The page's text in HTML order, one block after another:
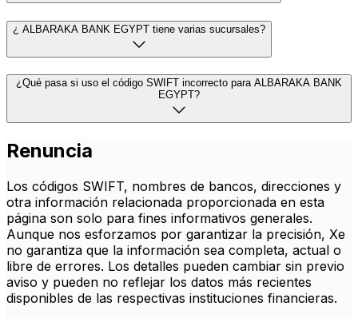
¿ ALBARAKA BANK EGYPT tiene varias sucursales?
¿Qué pasa si uso el código SWIFT incorrecto para ALBARAKA BANK
EGYPT?
Renuncia
Los códigos SWIFT, nombres de bancos, direcciones y
otra información relacionada proporcionada en esta
página son solo para fines informativos generales.
Aunque nos esforzamos por garantizar la precisión, Xe
no garantiza que la información sea completa, actual o
libre de errores. Los detalles pueden cambiar sin previo
aviso y pueden no reflejar los datos más recientes
disponibles de las respectivas instituciones financieras.